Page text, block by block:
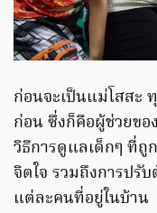
ก่อนจะเป็นแม่โสสะ
ก่อน ซึ่งก็คือผู้ช่วยข
วิธีการดูแลเด็กๆ ที่ถู
จิตใจ รวมถึงการปรั
แต่ละคนที่อยู่ในบ้าน